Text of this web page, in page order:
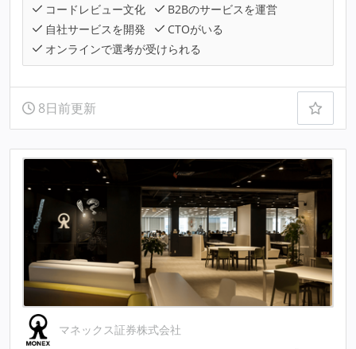
コードレビュー文化
B2Bのサービスを運営
自社サービスを開発
CTOがいる
オンラインで選考が受けられる
8日前更新
マネックス証券株式会社